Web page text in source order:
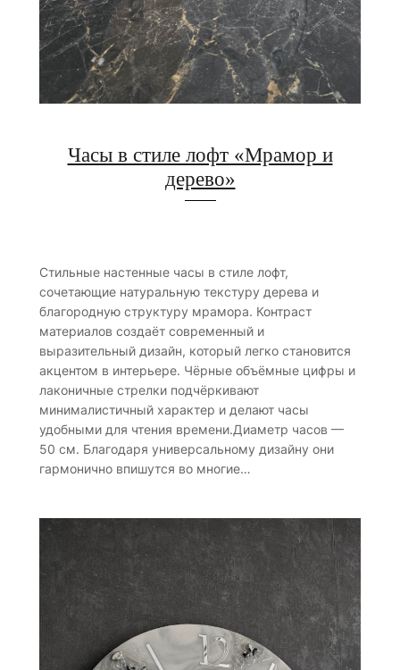
Часы в стиле лофт «Мрамор и
дерево»
Стильные настенные часы в стиле лофт,
сочетающие натуральную текстуру дерева и
благородную структуру мрамора. Контраст
материалов создаёт современный и
выразительный дизайн, который легко становится
акцентом в интерьере. Чёрные объёмные цифры и
лаконичные стрелки подчёркивают
минималистичный характер и делают часы
удобными для чтения времени.Диаметр часов —
50 см. Благодаря универсальному дизайну они
гармонично впишутся во многие…